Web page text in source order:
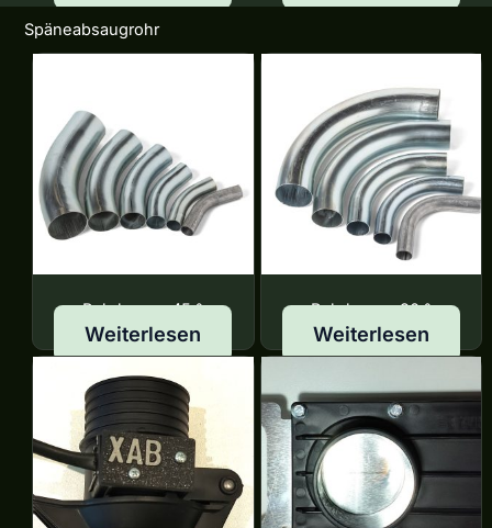
Späneabsaugrohr
Rohrbogen 45 °
Weiterlesen
Rohrbogen 90 °
Weiterlesen